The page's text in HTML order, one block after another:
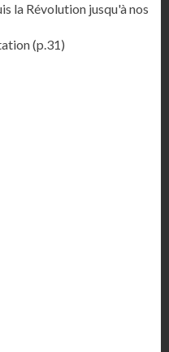
la Révolution jusqu'à nos
(p.31)